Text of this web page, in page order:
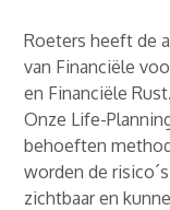
Roeters heeft de
van Financiële
en Financiële Rust.
Onze Life-
behoeften
worden de
zichtbaar en